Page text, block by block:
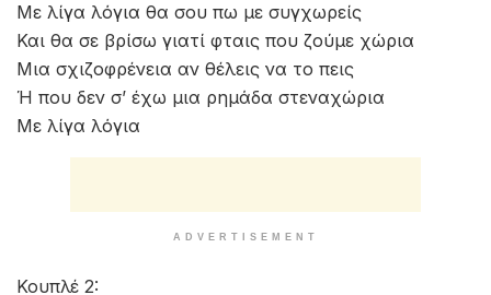
Με λίγα λόγια θα σου πω με συγχωρείς
Και θα σε βρίσω γιατί φταις που ζούμε χώρια
Μια σχιζοφρένεια αν θέλεις να το πεις
Ή που δεν σ’ έχω μια ρημάδα στεναχώρια
Με λίγα λόγια
ADVERTISEMENT
Κουπλέ 2: